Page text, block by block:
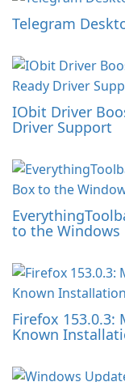
Telegram
IObit Driver
Driver Support
to the Windows
Firefox 153.0.3:
Known